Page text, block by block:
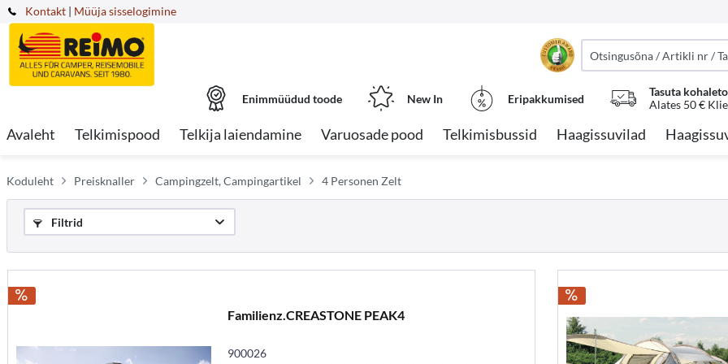
Kontakt | Müüja sisselogimine
Enimmüüdud toode New In Eripakkumised
Tasuta
Alates 50 €
Avaleht Telkimispood Telkija laiendamine Varuosade pood Telkimisbussid Haagissuvilad
Koduleht Preisknaller Campingzelt, Campingartikel 4 Personen Zelt
Filtrid
Familienz.CREASTONE PEAK4
900026